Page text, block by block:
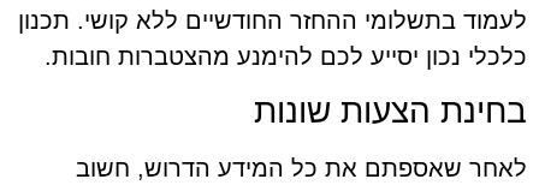
לעמוד בתשלומי ההחזר החודשיים ללא קושי. תכנון
כלכלי נכון יסייע לכם להימנע מהצטברות חובות.
בחינת הצעות שונות
לאחר שאספתם את כל המידע הדרוש, חשוב